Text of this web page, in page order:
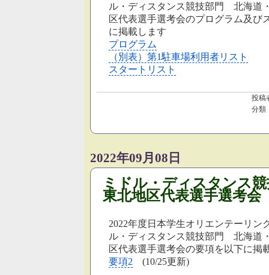
ル・ディスタンス競技部門 北海道
区代表選手選考会のプログラム及び
に掲載します
プログラム
（別表）第1駐車場利用者リスト
スタートリスト
投稿
分類
2022年09月08日
ミドル・ディスタンス
東北地区代表選手選考会
2022年度日本学生オリエンテーリ
ル・ディスタンス競技部門 北海道
区代表選手選考会の要項を以下に掲
要項2 (10/25更新)